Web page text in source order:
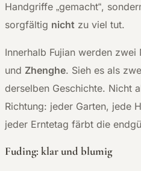
Handgriffe „gemacht“,
sorgfältig nicht zu viel tut.
Innerhalb Fujian werden zwei
und Zhenghe. Sieh es als
derselben Geschichte. Nicht
Richtung: jeder Garten, jede
jeder Erntetag färbt die
Fuding: klar und blumig